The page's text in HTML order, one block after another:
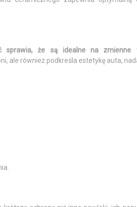
sprawia, że są idealne na zmienne
ale również podkreśla estetykę auta,